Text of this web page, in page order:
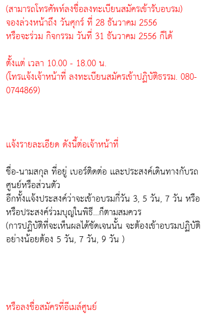
(สามารถโทรศัพท์ลงชื่อลงทะเบียนสมัครเข้ารับอบรม)
จองล่วงหน้าถึง วันศุกร์ ที่ 28 ธันวาคม 2556
หรือจะร่วม กิจกรรม วันที่ 31 ธันวาคม 2556 ก็ได้
ตั้งเเต่ เวลา 10.00 - 18.00 น.
(โทรเเจ้งเจ้าหน้าที่ ลงทะเบียนสมัครเข้าปฏิบัติธรรม. 080-
0744869)
เเจ้งรายละเอียด ดังนี้ต่อเจ้าหน้าที่
ชื่อ-นามสกุล ที่อยู่ เบอร์ติดต่อ เเละประสงค์เดินทางกับรถ
ศูนย์หรือส่วนตัว
อีกทั้งเเจ้งประสงค์ว่าจะเข้าอบรมกี่วัน 3, 5 วัน, 7 วัน หรือ
หรือประสงค์ร่วมบุญในพิธี...ก็ตามสมควร
(การปฏิบัติที่จะเห็นผลได้ชัดเจนนั้น จะต้องเข้าอบรมปฏิบัติ
อย่างน้อยต้อง 5 วัน, 7 วัน, 9 วัน )
หรือลงชื่อสมัครที่อีเมล์ศูนย์